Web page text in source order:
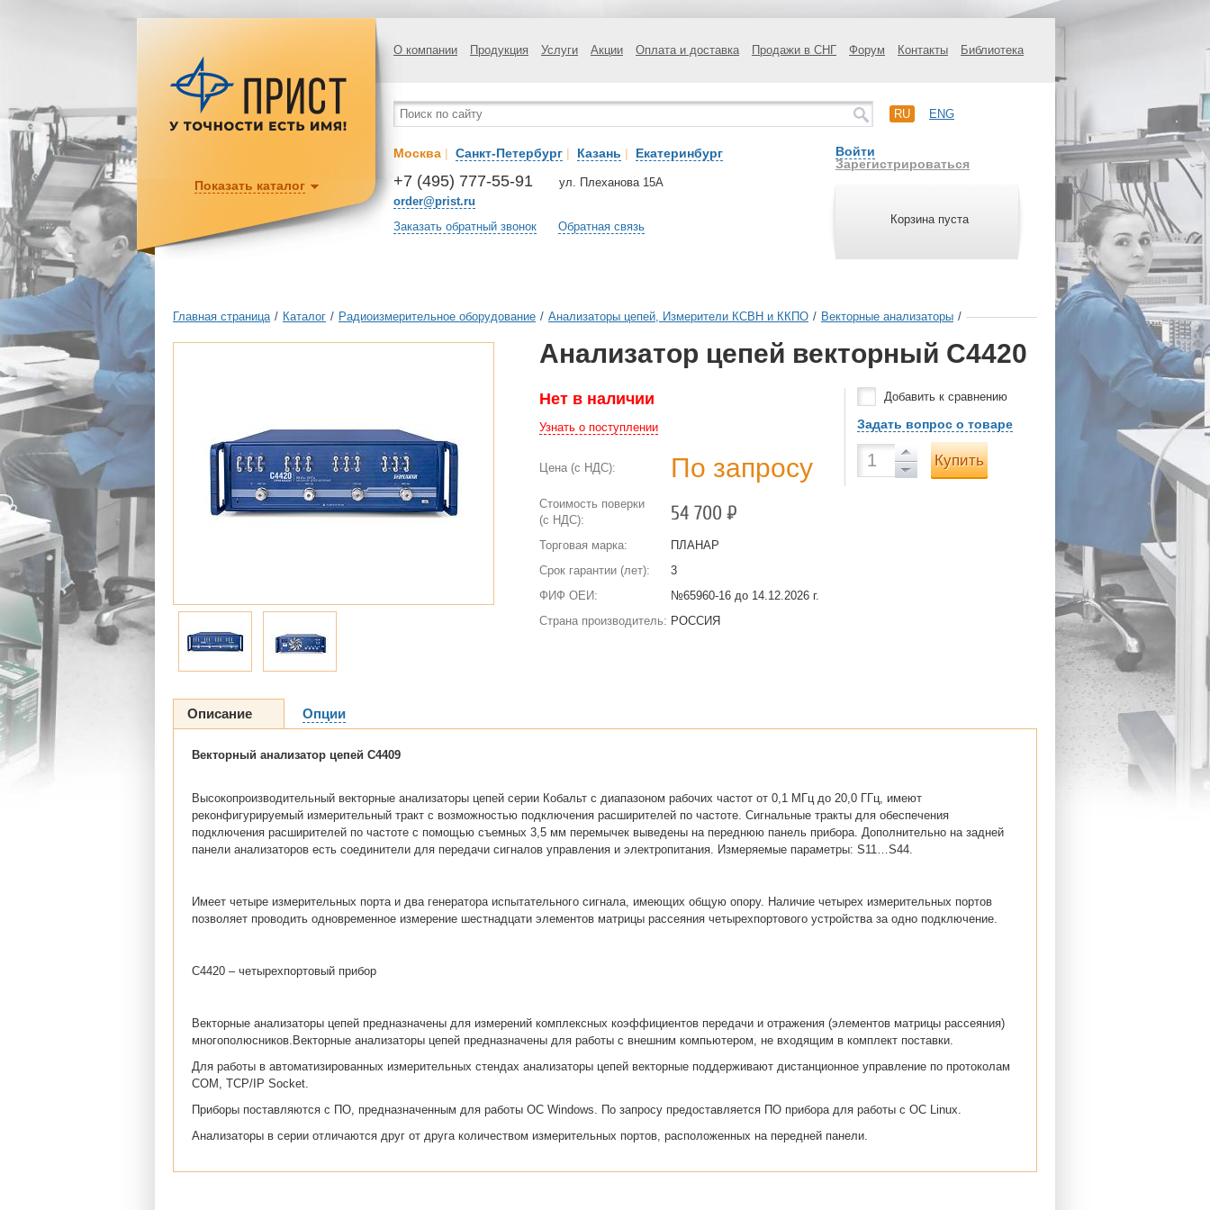
О компании Продукция Услуги Акции Оплата и доставка Продажи в СНГ Форум Контакты Библиотека
RU ENG
Москва | Санкт-Петербург | Казань | Екатеринбург
+7 (495) 777-55-91
order@prist.ru
ул. Плеханова 15А
Заказать обратный звонок Обратная связь
Войти
Зарегистрироваться
Корзина пуста
Показать каталог
Главная страница / Каталог / Радиоизмерительное оборудование / Анализаторы цепей, Измерители КСВН и ККПО / Векторные анализаторы /
Анализатор цепей векторный C4420
Нет в наличии
Узнать о поступлении
Цена (с НДС): По запросу
Стоимость поверки
(с НДС):
54 700Р
Торговая марка:
ПЛАНАР
Срок гарантии (лет):
3
ФИФ ОЕИ:
№65960-16 до 14.12.2026 г.
Страна производитель: РОССИЯ
Добавить к сравнению
Задать вопрос о товаре
Купить
Описание Опции
Векторный анализатор цепей C4409
Высокопроизводительный векторные анализаторы цепей серии Кобальт с диапазоном рабочих частот от 0,1 МГц до 20,0 ГГц, имеют
реконфигурируемый измерительный тракт с возможностью подключения расширителей по частоте. Сигнальные тракты для обеспечения
подключения расширителей по частоте с помощью съемных 3,5 мм перемычек выведены на переднюю панель прибора. Дополнительно на задней
панели анализаторов есть соединители для передачи сигналов управления и электропитания. Измеряемые параметры: S11…S44.
Имеет четыре измерительных порта и два генератора испытательного сигнала, имеющих общую опору. Наличие четырех измерительных портов
позволяет проводить одновременное измерение шестнадцати элементов матрицы рассеяния четырехпортового устройства за одно подключение.
С4420 – четырехпортовый прибор
Векторные анализаторы цепей предназначены для измерений комплексных коэффициентов передачи и отражения (элементов матрицы рассеяния)
многополюсников.Векторные анализаторы цепей предназначены для работы с внешним компьютером, не входящим в комплект поставки.
Для работы в автоматизированных измерительных стендах анализаторы цепей векторные поддерживают дистанционное управление по протоколам
COM, TCP/IP Socket.
Приборы поставляются с ПО, предназначенным для работы ОС Windows. По запросу предоставляется ПО прибора для работы с ОС Linux.
Анализаторы в серии отличаются друг от друга количеством измерительных портов, расположенных на передней панели.